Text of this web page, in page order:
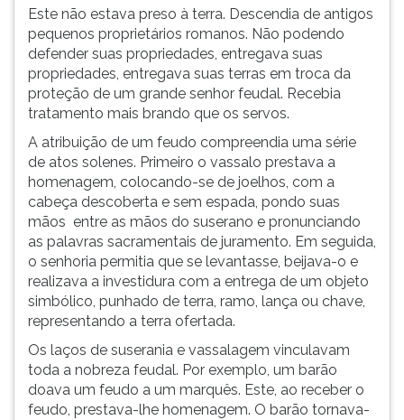
Este não estava preso à terra. Descendia de antigos
pequenos proprietários romanos. Não podendo
defender suas propriedades, entregava suas
propriedades, entregava suas terras em troca da
proteção de um grande senhor feudal. Recebia
tratamento mais brando que os servos.
A atribuição de um feudo compreendia uma série
de atos solenes. Primeiro o vassalo prestava a
homenagem, colocando-se de joelhos, com a
cabeça descoberta e sem espada, pondo suas
mãos entre as mãos do suserano e pronunciando
as palavras sacramentais de juramento. Em seguida,
o senhoria permitia que se levantasse, beijava-o e
realizava a investidura com a entrega de um objeto
simbólico, punhado de terra, ramo, lança ou chave,
representando a terra ofertada.
Os laços de suserania e vassalagem vinculavam
toda a nobreza feudal. Por exemplo, um barão
doava um feudo a um marquês. Este, ao receber o
feudo, prestava-lhe homenagem. O barão tornava-